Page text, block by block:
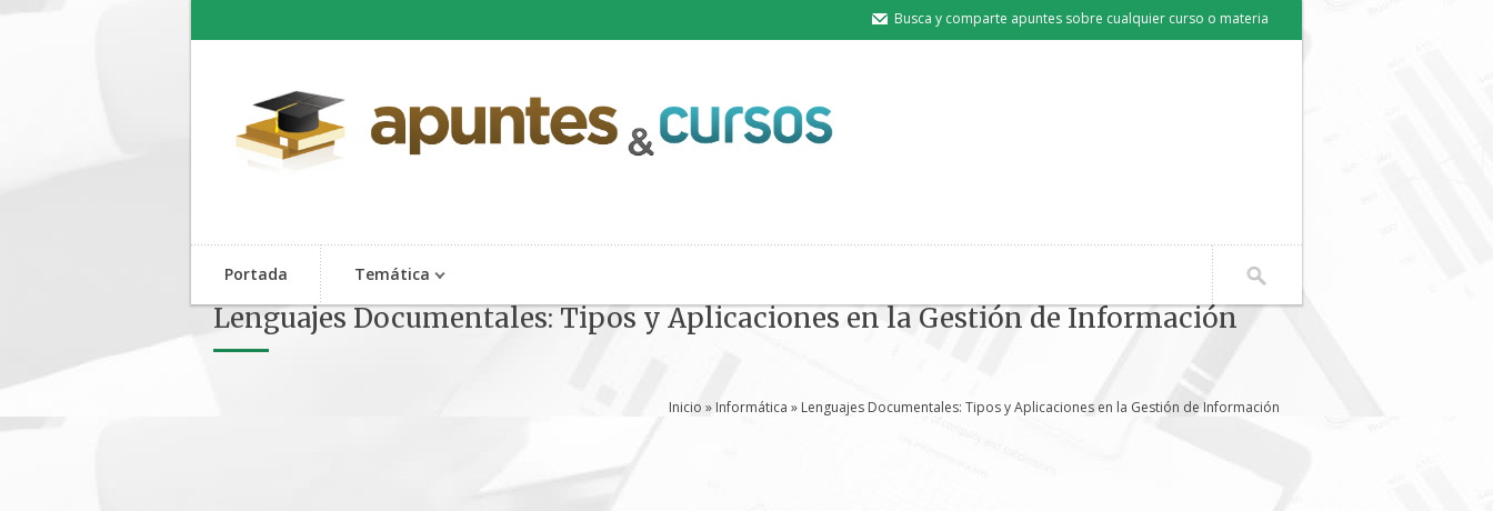
Busca y comparte apuntes sobre cualquier curso o materia
Portada Temática
Lenguajes Documentales: Tipos y Aplicaciones en la Gestión de Información
Inicio » Informática » Lenguajes Documentales: Tipos y Aplicaciones en la Gestión de Información